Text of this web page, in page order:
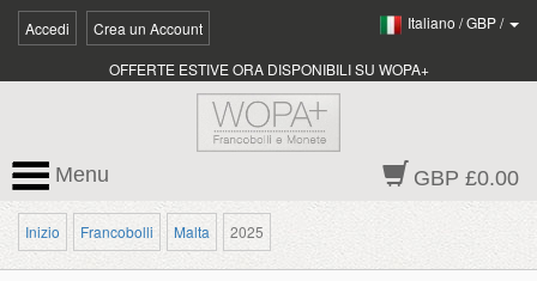
Accedi Crea un Account Italiano /GBP/
OFFERTE ESTIVE ORA DISPONIBILI SU WOPA+
GBP £0.00
Menu
Inizio Francobolli Malta 2025